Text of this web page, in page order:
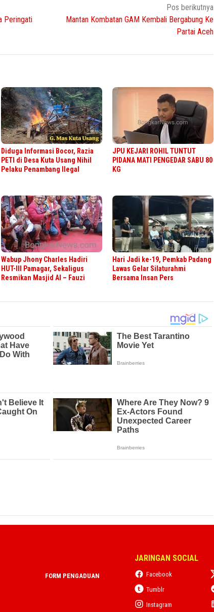
Peringati
Pos berikutnya
Mantan Kombatan GAM Kembali Bergabung Ke
Partai Aceh
Diduga Informasi Bocor, Razia
PETI di Desa Kuta Usang Nihil
Pelaku Penambang Ilegal
JPU KEJARI ROHIL TUNTUT
PIDANA MATI PENGEDAR SABU 80
KG
Wabup Jhony Charles Hadiri
HUT-III Pamagar, Sekaligus
Resmikan Masjid Al – Fauzi
Hari Jadi ke-19, Pemkab Padang
Lawas Gelar Silaturahmi
Bersama Insan Pers
FORM PENGADUAN
JARINGAN SOCIAL
Facebook
Tumblr
Instagram